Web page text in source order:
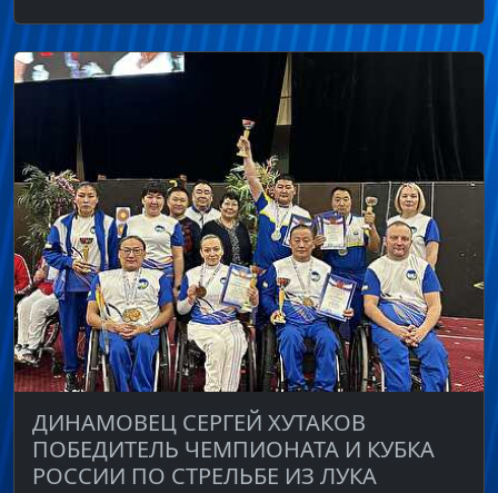
ДИНАМОВЕЦ СЕРГЕЙ ХУТАКОВ
ПОБЕДИТЕЛЬ ЧЕМПИОНАТА И КУБКА
РОССИИ ПО СТРЕЛЬБЕ ИЗ ЛУКА